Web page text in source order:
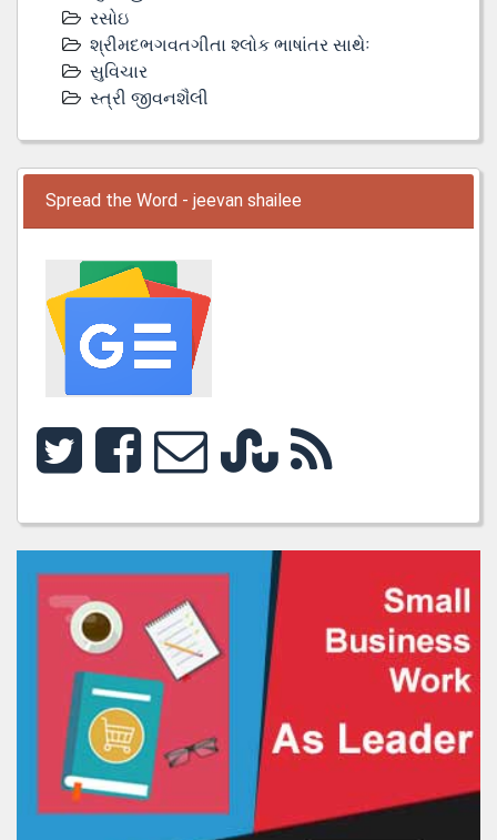
રસોઇ
શ્રીમદભગવતગીતા શ્લોક ભાષાંતર સાથેઃ
સુવિચાર
સ્ત્રી જીવનશૈલી
Spread the Word - jeevan shailee